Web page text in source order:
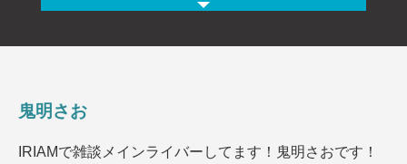
配信内容
鬼明さお
IRIAMで雑談メインライバーしてます！鬼明さおです！